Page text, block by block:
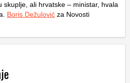
skuplje, ali hrvatske – ministar, hvala
Boris Dežulović za Novosti